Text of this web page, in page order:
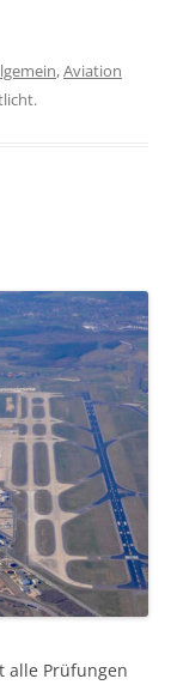
,Aviation
alle Prüfungen